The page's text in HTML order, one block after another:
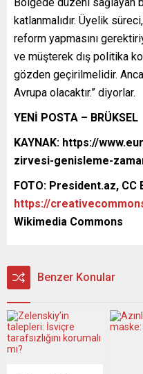
katlanmalıdır. Üyelik
reform yapmasını
ve müşterek dış politika
gözden geçirilmelidir.
Avrupa olacaktır.” diyorlar.
YENİ POSTA – BRÜKSEL
KAYNAK: https://
zirvesi-genisleme-
FOTO: President.az, CC
https://
Wikimedia Commons
Benzer Konular